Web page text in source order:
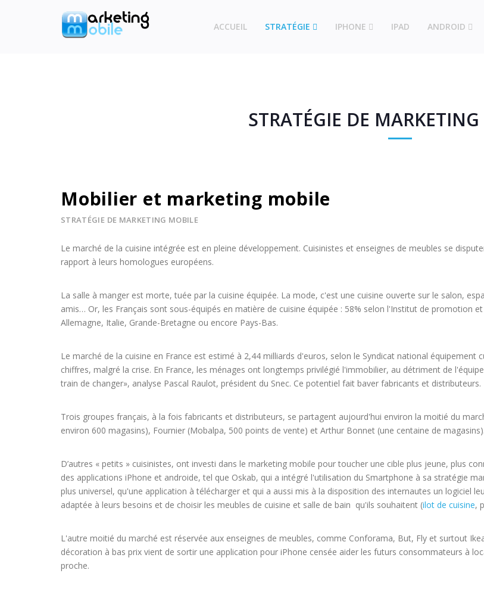
ACCUEIL STRATÉGIE IPHONE IPAD ANDROID
STRATÉGIE DE
Mobilier et marketing mobile
STRATÉGIE DE MARKETING MOBILE
Le marché de la cuisine intégrée est en pleine développement. Cuisinistes et enseignes de meubles se
rapport à leurs homologues européens.
La salle à manger est morte, tuée par la cuisine équipée. La mode, c'est une cuisine ouverte sur le salon,
amis… Or, les Français sont sous-équipés en matière de cuisine équipée : 58% selon l'Institut de promotion
Allemagne, Italie, Grande-Bretagne ou encore Pays-Bas.
Le marché de la cuisine en France est estimé à 2,44 milliards d'euros, selon le Syndicat national équipement
chiffres, malgré la crise. En France, les ménages ont longtemps privilégié l'immobilier, au détriment de
train de changer», analyse Pascal Raulot, président du Snec. Ce potentiel fait baver fabricants et distributeurs.
Trois groupes français, à la fois fabricants et distributeurs, se partagent aujourd'hui environ la moitié du
environ 600 magasins), Fournier (Mobalpa, 500 points de vente) et Arthur Bonnet (une centaine de magasins).
D’autres « petits » cuisinistes, ont investi dans le marketing mobile pour toucher une cible plus jeune, plus
des applications iPhone et androide, tel que Oskab, qui a intégré l'utilisation du Smartphone à sa stratégie
plus universel, qu'une application à télécharger et qui a aussi mis à la disposition des internautes un logiciel
adaptée à leurs besoins et de choisir les meubles de cuisine et salle de bain qu'ils souhaitent (ilot de cuisine,
L'autre moitié du marché est réservée aux enseignes de meubles, comme Conforama, But, Fly et surtout
décoration à bas prix vient de sortir une application pour iPhone censée aider les futurs consommateurs à
proche.